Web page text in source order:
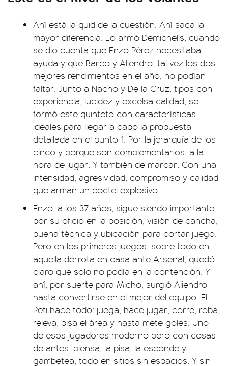
Ahí está la quid de la cuestión. Ahí saca la
mayor diferencia. Lo armó Demichelis, cuando
se dio cuenta que Enzo Pérez necesitaba
ayuda y que Barco y Aliendro, tal vez los dos
mejores rendimientos en el año, no podían
faltar. Junto a Nacho y De la Cruz, tipos con
experiencia, lucidez y excelsa calidad, se
formó este quinteto con características
ideales para llegar a cabo la propuesta
detallada en el punto 1. Por la jerarquía de los
cinco y porque son complementarios, a la
hora de jugar. Y también de marcar. Con una
intensidad, agresividad, compromiso y calidad
que arman un coctel explosivo.
Enzo, a los 37 años, sigue siendo importante
por su oficio en la posición, visión de cancha,
buena técnica y ubicación para cortar juego.
Pero en los primeros juegos, sobre todo en
aquella derrota en casa ante Arsenal, quedó
claro que solo no podía en la contención. Y
ahí, por suerte para Micho, surgió Aliendro
hasta convertirse en el mejor del equipo. El
Peti hace todo: juega, hace jugar, corre, roba,
releva, pisa el área y hasta mete goles. Uno
de esos jugadores moderno pero con cosas
de antes: piensa, la pisa, la esconde y
gambetea, todo en sitios sin espacios. Y sin